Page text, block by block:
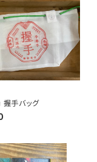
手バッグ